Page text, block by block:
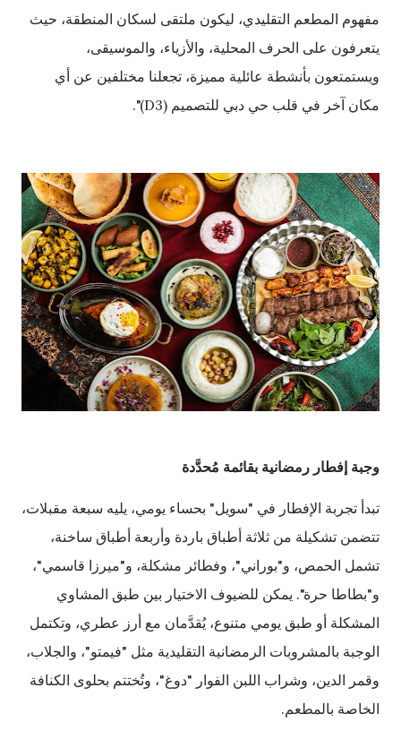
مفهوم المطعم التقليدي، ليكون ملتقى لسكان المنطقة، حيث
يتعرفون على الحرف المحلية، والأزياء، والموسيقى،
ويستمتعون بأنشطة عائلية مميزة، تجعلنا مختلفين عن أي
مكان آخر في قلب حي دبي للتصميم (D3)".
وجبة إفطار رمضانية بقائمة مُحدَّدة
تبدأ تجربة الإفطار في "سويل" بحساء يومي، يليه سبعة مقبلات،
تتضمن تشكيلة من ثلاثة أطباق باردة وأربعة أطباق ساخنة،
تشمل الحمص، و"بوراني"، وفطائر مشكلة، و"ميرزا قاسمي"،
و"بطاطا حرة". يمكن للضيوف الاختيار بين طبق المشاوي
المشكلة أو طبق يومي متنوع، يُقدَّمان مع أرز عطري، وتكتمل
الوجبة بالمشروبات الرمضانية التقليدية مثل "فيمتو"، والجلاب،
وقمر الدين، وشراب اللبن الفوار "دوغ"، وتُختتم بحلوى الكنافة
الخاصة بالمطعم.